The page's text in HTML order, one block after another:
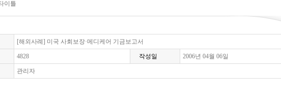
[해외사례] 미국 사회보장·메디케어 기금보고서
4828 작성일 2006년 04월 06일
관리자